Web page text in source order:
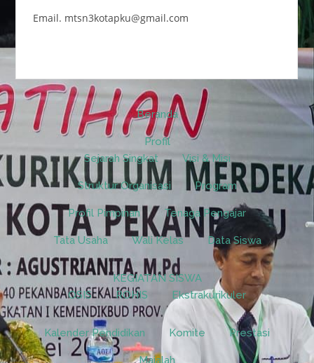
Email. mtsn3kotapku@gmail.com
Beranda
Profil
Sejarah Singkat
Visi & Misi
Struktur Organisasi Program
Profil Pimpinan Tenaga Pengajar
Tata Usaha Wali Kelas Data Siswa
KEGIATAN SISWA
OSIS
ROHIS Ekstrakurikuler
Kalender Pendidikan Komite Prestasi
Majalah